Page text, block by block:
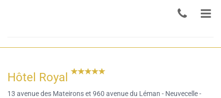
Hôtel Royal
13 avenue des Mateirons et 960 avenue du Léman - Neuvecelle -